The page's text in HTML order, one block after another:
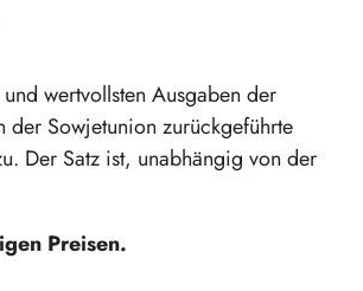
wertvollsten Ausgaben der
der Sowjetunion zurückgeführte
Der Satz ist, unabhängig von der
Preisen.